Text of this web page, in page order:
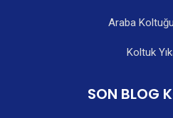
Araba
Koltuk
SON BLOG